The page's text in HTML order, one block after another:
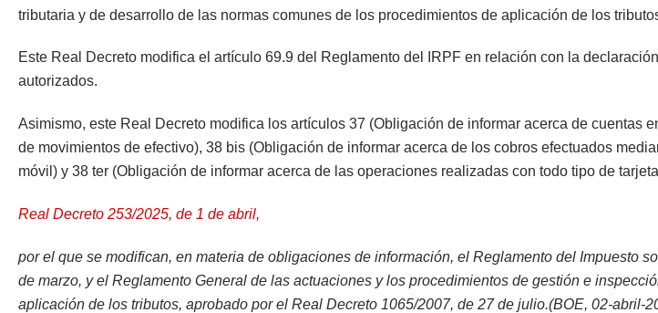
tributaria y de desarrollo de las normas comunes de los procedimientos de aplicación de los
Este Real Decreto modifica el artículo 69.9 del Reglamento del IRPF en relación con la
autorizados.
Asimismo, este Real Decreto modifica los artículos 37 (Obligación de informar acerca de cuentas
de movimientos de efectivo), 38 bis (Obligación de informar acerca de los cobros efectuados
móvil) y 38 ter (Obligación de informar acerca de las operaciones realizadas con todo tipo de
Real Decreto 253/2025, de 1 de abril,
por el que se modifican, en materia de obligaciones de información, el Reglamento del Impuesto
de marzo, y el Reglamento General de las actuaciones y los procedimientos de gestión e
aplicación de los tributos, aprobado por el Real Decreto 1065/2007, de 27 de julio.(BOE, 02-abril-